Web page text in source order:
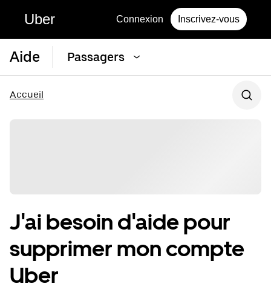
Uber Connexion Inscrivez-vous
Aide Passagers
Accueil
J'ai besoin d'aide pour
supprimer mon compte
Uber